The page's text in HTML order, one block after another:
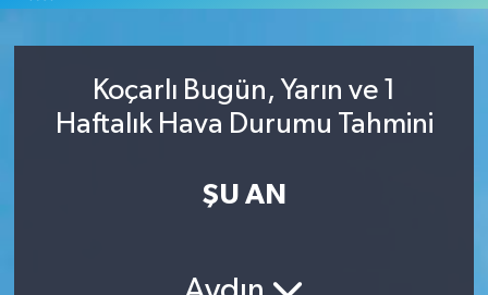
Koçarlı Bugün, Yarın ve 1
Haftalık Hava Durumu Tahmini
ŞU AN